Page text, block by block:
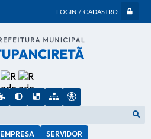
LOGIN / CADASTRO
EMPRESA SERVIDOR